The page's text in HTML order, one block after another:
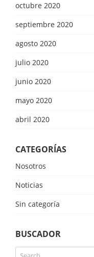
octubre 2020
septiembre 2020
agosto 2020
julio 2020
junio 2020
mayo 2020
abril 2020
CATEGORÍAS
Nosotros
Noticias
Sin categoría
BUSCADOR